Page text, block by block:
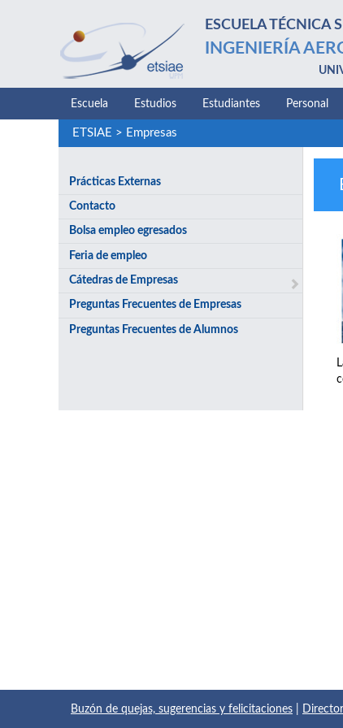
ESCUELA TÉCNICA
INGENIERÍA
Escuela Estudios Estudiantes Personal
ETSIAE > Empresas
Prácticas Externas
Contacto
Bolsa empleo egresados
Feria de empleo
Cátedras de Empresas
Preguntas Frecuentes de Empresas
Preguntas Frecuentes de Alumnos
Buzón de quejas, sugerencias y felicitaciones